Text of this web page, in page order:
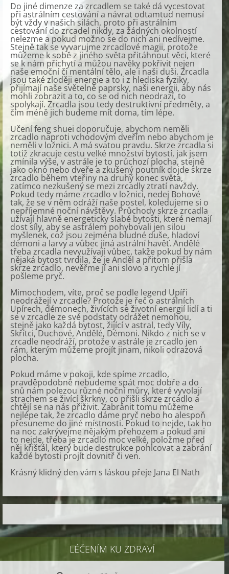
Do jiné dimenze za zrcadlem se také dá vycestovat
při astrálním cestování a návrat odtamtud nemusí
být vždy v našich silách, proto při astrálním
cestování do zrcadel nikdy, za žádných okolností
nelezme a pokud možno se do nich ani nedívejme.
Stejně tak se vyvarujme zrcadlové magii, protože
můžeme k sobě z jiného světa přitáhnout věci, které
se k nám přichytí a můžou navěky pokřivit nejen
naše emoční či mentální tělo, ale i naši duši. Zrcadla
jsou také zloději energie a to i z hlediska fyziky,
přijímají naše světelné paprsky, naši energii, aby nás
mohli zobrazit a to, co se od nich neodrazí, to
spolykají. Zrcadla jsou tedy destruktivní předměty, a
čím méně jich budeme mít doma, tím lépe.
Učení feng shuei doporučuje, abychom neměli
zrcadlo naproti vchodovým dveřím nebo abychom je
neměli v ložnici. A má svatou pravdu. Skrze zrcadla si
totiž zkracuje cestu velké množství bytostí, jak jsem
zmínila výše, v astrále je to průchozí plocha, stejně
jako okno nebo dveře a zkušený poutník dojde skrze
zrcadlo během vteřiny na druhý konec světa,
zatímco nezkušený se mezi zrcadly ztratí navždy.
Pokud tedy máme zrcadlo v ložnici, nedej Bohové
tak, že se v něm odráží naše postel, koledujeme si o
nepříjemné noční návštěvy. Průchody skrze zrcadla
užívají hlavně energeticky slabé bytosti, které nemají
dost síly, aby se astrálem pohybovali jen silou
myšlenek, což jsou zejména bludné duše, hladoví
démoni a larvy a vůbec jiná astrální havěť. Andělé
třeba zrcadla nevyužívají vůbec, takže pokud by nám
nějaká bytost tvrdila, že je Anděl a přitom přišla
skrze zrcadlo, nevěřme jí ani slovo a rychle jí
pošleme pryč.
Mimochodem, víte, proč se podle legend Upíři
neodrážejí v zrcadle? Protože je řeč o astrálních
Upírech, démonech, živících se životní energií lidí a ti
se v zrcadle ze své podstaty odrážet nemohou,
stejně jako každá bytost, žijící v astral, tedy Víly,
Skřítci, Duchové, Andělé, Démoni. Nikdo z nich se v
zrcadle neodráží, protože v astrále je zrcadlo jen
rám, kterým můžeme projít jinam, nikoli odrazová
plocha.
Pokud máme v pokoji, kde spíme zrcadlo,
pravděpodobně nebudeme spát moc dobře a do
snů nám polezou různé noční můry, které vyvolají
strachem se živící škrkny, co přišli skrze zrcadlo a
chtějí se na nás přiživit. Zabránit tomu můžeme
nejlépe tak, že zrcadlo dáme pryč nebo ho alespoň
přesuneme do jiné místnosti. Pokud to nejde, tak ho
na noc zakrývejme nějakým přehozem a pokud ani
to nejde, třeba je zrcadlo moc velké, položme před
něj křišťál, který bude destrukce pohlcovat a zabrání
každé bytosti projít dovnitř či ven.
Krásný klidný den vám s láskou přeje Jana El Nath
LÉČENÍM KU ZDRAVÍ